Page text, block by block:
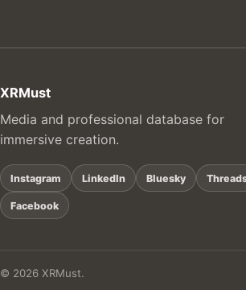
XRMust
Media and professional database for
immersive creation.
Instagram LinkedIn Bluesky
Facebook
© 2026 XRMust.